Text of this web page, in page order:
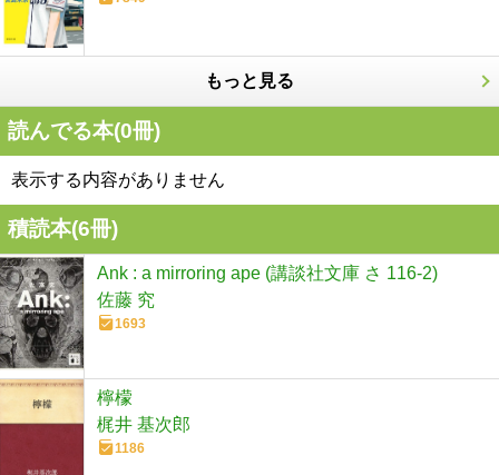
もっと見る
読んでる本(0冊)
表示する内容がありません
積読本(6冊)
Ank : a mirroring ape (講談社文庫 さ 116-2)
佐藤 究
1693
檸檬
梶井 基次郎
1186